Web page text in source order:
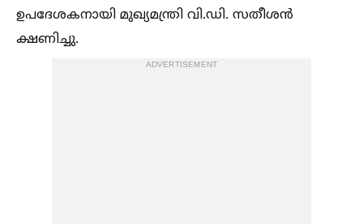
ഉപദേശകനായി മുഖ്യമന്ത്രി വി.ഡി. സതീശൻ
ക്ഷണിച്ചു.
ADVERTISEMENT